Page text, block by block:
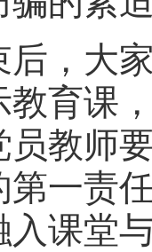
大家
教育课
员教师
第一责
入课堂